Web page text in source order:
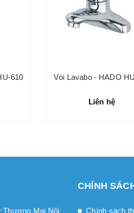
610 Vòi Lavabo - HADO
Liên hệ
Thương Mại Nội
CHÍNH
Chính sách